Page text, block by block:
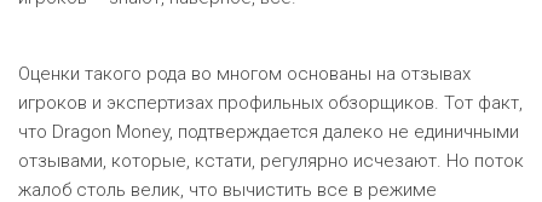
Оценки такого рода во многом основаны на отзывах
игроков и экспертизах профильных обзорщиков. Тот факт,
что Dragon Money, подтверждается далеко не единичными
отзывами, которые, кстати, регулярно исчезают. Но поток
жалоб столь велик, что вычистить все в режиме